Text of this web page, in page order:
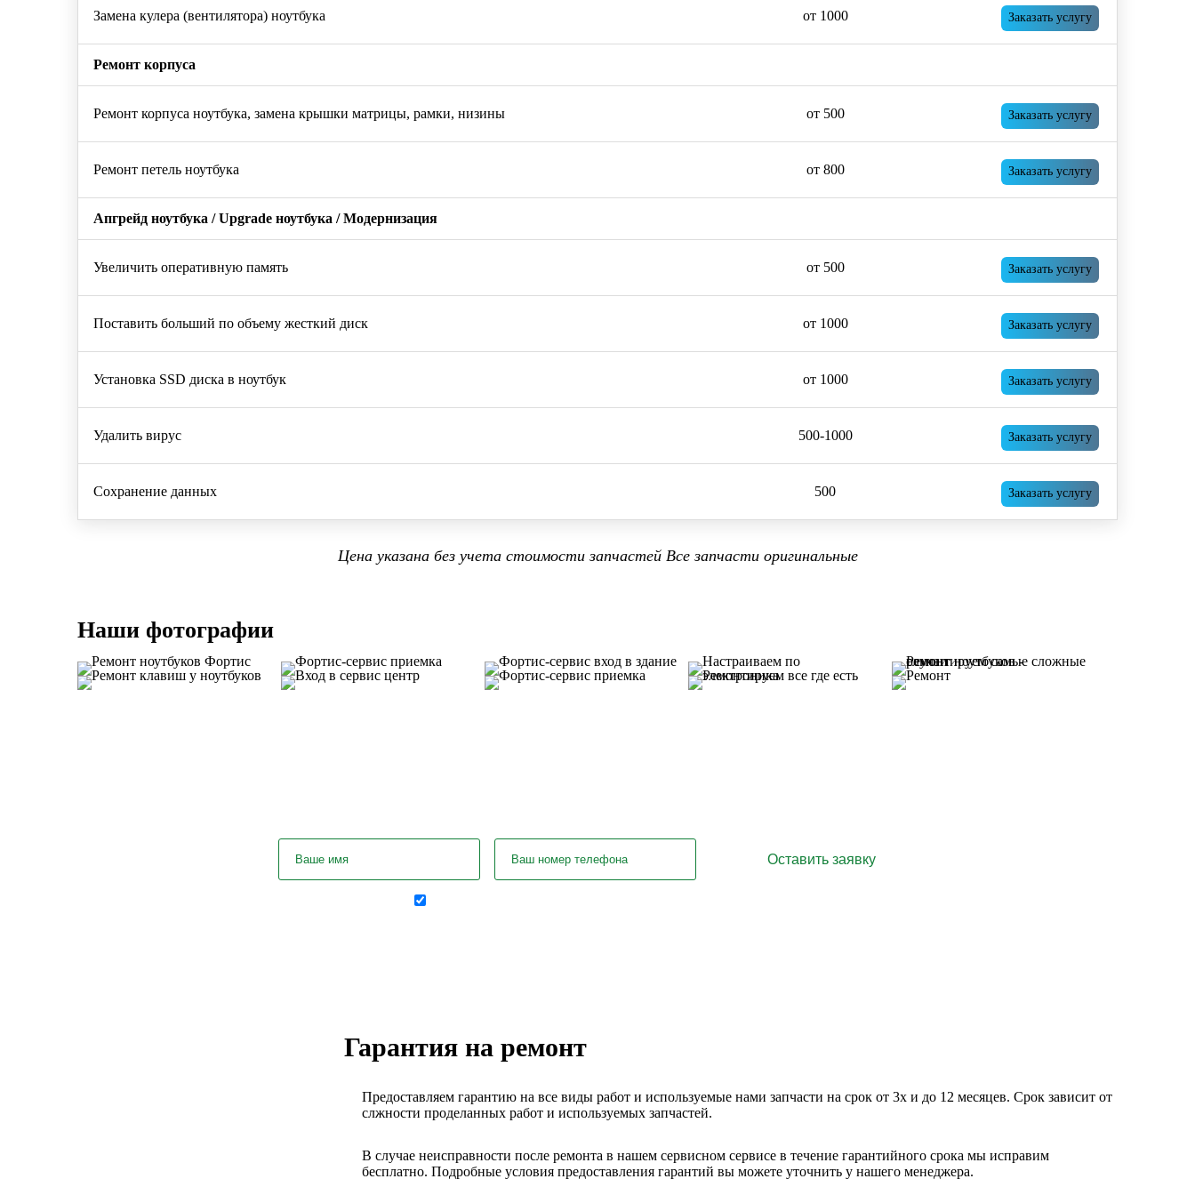
Замена кулера (вентилятора) ноутбука от 1000 Заказать услугу
Ремонт корпуса
Ремонт корпуса ноутбука, замена крышки матрицы, рамки, низины от 500 Заказать услугу
Ремонт петель ноутбука от 800 Заказать услугу
Апгрейд ноутбука / Upgrade ноутбука / Модернизация
Увеличить оперативную память от 500 Заказать услугу
Поставить больший по объему жесткий диск от 1000 Заказать услугу
Установка SSD диска в ноутбук от 1000 Заказать услугу
Удалить вирус 500-1000 Заказать услугу
Сохранение данных 500 Заказать услугу
Цена указана без учета стоимости запчастей Все запчасти оригинальные
Наши фотографии
Гарантия на ремонт
Предоставляем гарантию на все виды работ и используемые нами запчасти на срок от 3х и до 12 месяцев. Срок зависит от
слжности проделанных работ и используемых запчастей.
В случае неисправности после ремонта в нашем сервисном сервисе в течение гарантийного срока мы исправим
бесплатно. Подробные условия предоставления гарантий вы можете уточнить у нашего менеджера.